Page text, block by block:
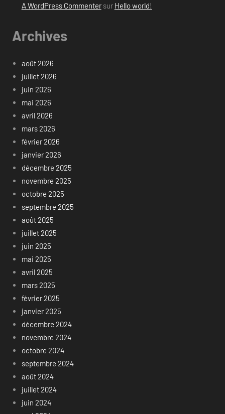
A WordPress Commentersur Hello world!
Archives
août 2026
juillet 2026
juin 2026
mai 2026
avril 2026
mars 2026
février 2026
janvier 2026
décembre 2025
novembre 2025
octobre 2025
septembre 2025
août 2025
juillet 2025
juin 2025
mai 2025
avril 2025
mars 2025
février 2025
janvier 2025
décembre 2024
novembre 2024
octobre 2024
septembre 2024
août 2024
juillet 2024
juin 2024